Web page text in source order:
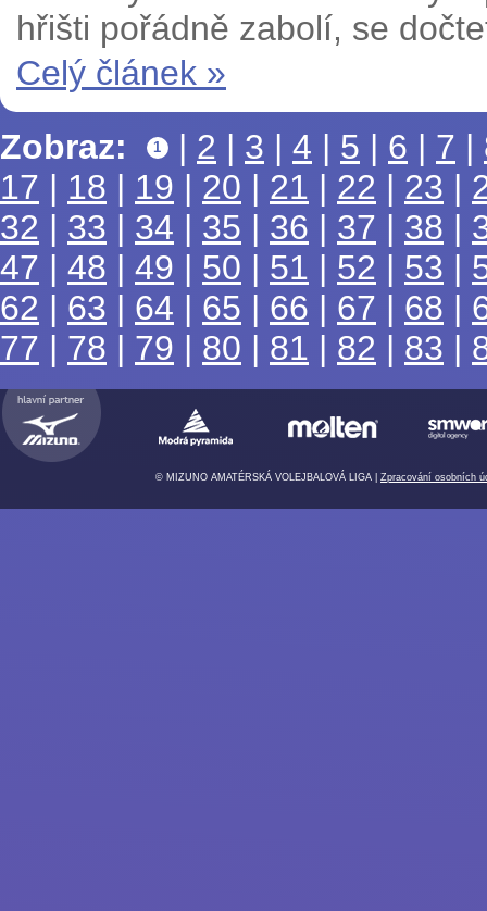
hřišti pořádně zabolí, se
Celý článek »
Zobraz:
1 | 2 | 3 | 4 | 5 | 6 | 7 |
17 | 18 | 19 | 20 | 21 | 22 | 23 |
32 | 33 | 34 | 35 | 36 | 37 | 38 |
47 | 48 | 49 | 50 | 51 | 52 | 53 |
62 | 63 | 64 | 65 | 66 | 67 | 68 |
77 | 78 | 79 | 80 | 81 | 82 | 83 |
© MIZUNO AMATÉRSKÁ VOLEJBALOVÁ LIGA | Zpracování osobních